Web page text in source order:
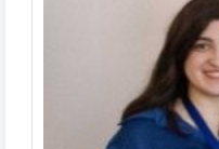
Воркшоп
симуляції
та
укладання